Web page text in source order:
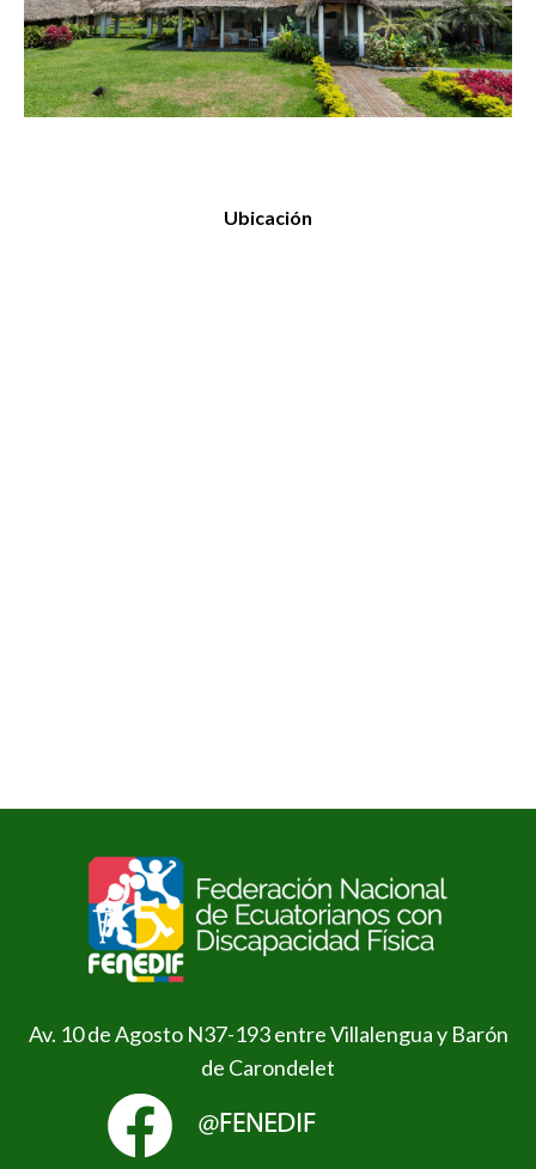
Ubicación
Av. 10 de Agosto N37-193 entre Villalengua y Barón
de Carondelet